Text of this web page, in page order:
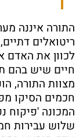
התורה איננה
ריטואלים
לכוון את האדם
חיים שיש בהם
מצוות התורה,
חכמים הסיקו
המכונה 'פיקוח
שלוש עבירות